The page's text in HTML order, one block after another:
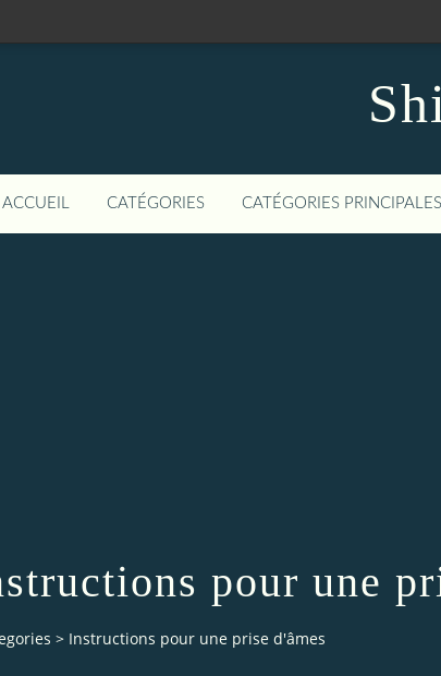
ACCUEIL CATÉGORIES CATÉGORIES PRINCIPALES
pour une
> Instructions pour une prise d'âmes